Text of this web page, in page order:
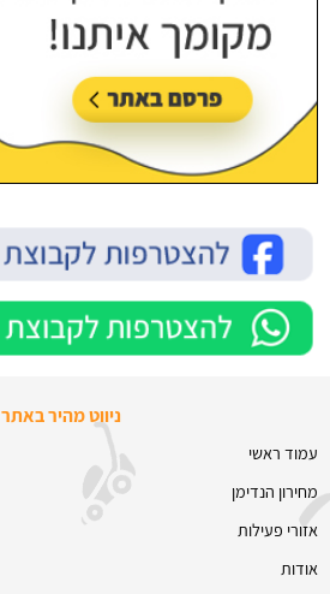
ניווט מהיר באתר
עמוד ראשי
מחירון הנדימן
אזורי פעילות
אודות